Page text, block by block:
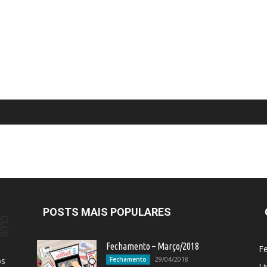
POSTS MAIS POPULARES
Fechamento – Março/2018
Fechamento 29/04/2018